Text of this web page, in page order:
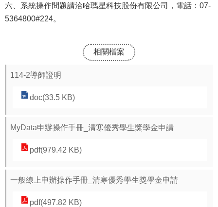
學
成
平
視
六、系統操作問題請洽哈瑪星科技股份有限公司，電話：07-
5364800#224。
相關檔案
114-2導師證明
doc(33.5 KB)
MyData申辦操作手冊_清寒優秀學生獎學金申請
pdf(979.42 KB)
一般線上申辦操作手冊_清寒優秀學生獎學金申請
pdf(497.82 KB)